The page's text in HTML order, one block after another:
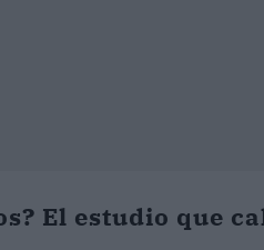
El estudio que